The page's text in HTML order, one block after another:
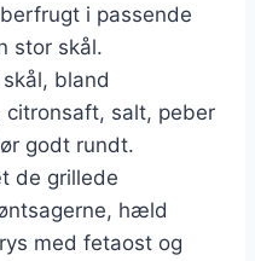
i passende
stor skål.
skål, bland
citronsaft, salt, peber
godt rundt.
de grillede
hæld
med fetaost og